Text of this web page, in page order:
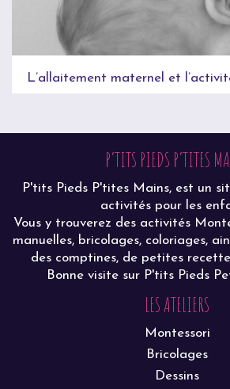
L’allaitement maternel et
P’TITS PIEDS P’TITES
P'tits Pieds P'tites Mains, est un
activités pour les
Vous y trouverez des activités
manuelles, bricolages, coloriages,
des comptines, de petites
Bonne visite sur P'tits Pieds
LES ATELIERS
Montessori
Bricolages
Dessins